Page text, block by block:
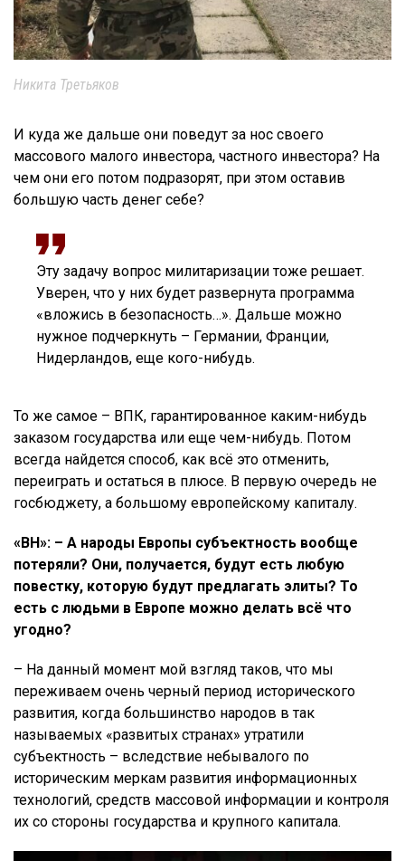
Никита Третьяков
И куда же дальше они поведут за нос своего
массового малого инвестора, частного инвестора? На
чем они его потом подразорят, при этом оставив
большую часть денег себе?
Эту задачу вопрос милитаризации тоже решает.
Уверен, что у них будет развернута программа
«вложись в безопасность…». Дальше можно
нужное подчеркнуть – Германии, Франции,
Нидерландов, еще кого-нибудь.
То же самое – ВПК, гарантированное каким-нибудь
заказом государства или еще чем-нибудь. Потом
всегда найдется способ, как всё это отменить,
переиграть и остаться в плюсе. В первую очередь не
госбюджету, а большому европейскому капиталу.
«ВН»: – А народы Европы субъектность вообще
потеряли? Они, получается, будут есть любую
повестку, которую будут предлагать элиты? То
есть с людьми в Европе можно делать всё что
угодно?
– На данный момент мой взгляд таков, что мы
переживаем очень черный период исторического
развития, когда большинство народов в так
называемых «развитых странах» утратили
субъектность – вследствие небывалого по
историческим меркам развития информационных
технологий, средств массовой информации и контроля
их со стороны государства и крупного капитала.